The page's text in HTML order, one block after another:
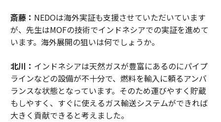
斎藤： NEDOは海外実証も支援させていただいています
が、先生はMOFの技術でインドネシアでの実証を進めて
います。海外展開の狙いは何でしょうか。
北川： インドネシアは天然ガスが豊富にあるのにパイプ
ラインなどの設備が不十分で、燃料を輸入に頼るアンバ
ランスな状態となっています。そのため運びやすく貯蔵
もしやすく、すぐに使えるガス輸送システムができれば
大きく貢献できると考えました。